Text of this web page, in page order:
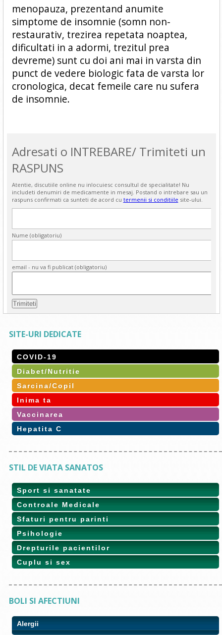
menopauza, prezentand anumite
simptome de insomnie (somn non-
restaurativ, trezirea repetata noaptea,
dificultati in a adormi, trezitul prea
devreme) sunt cu doi ani mai in varsta din
punct de vedere biologic fata de varsta lor
cronologica, decat femeile care nu sufera
de insomnie.
Adresati o INTREBARE/ Trimiteti un
RASPUNS
Atentie, discutiile online nu inlocuiesc consultul de specialitate! Nu
includeti denumiri de medicamente in mesaj. Postand o intrebare sau un
raspuns confirmati ca sunteti de acord cu termenii si conditiile site-ului.
Nume (obligatoriu)
email - nu va fi publicat (obligatoriu)
SITE-URI DEDICATE
COVID-19
Diabet/Nutritie
Sarcina/Copil
Inima ta
Vaccinarea
Hepatita C
STIL DE VIATA SANATOS
Sport si sanatate
Controale Medicale
Sfaturi pentru parinti
Psihologie
Drepturile pacientilor
Cuplu si sex
BOLI SI AFECTIUNI
Alergii